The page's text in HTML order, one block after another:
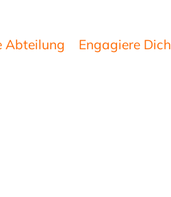
Abteilung Engagiere Dich